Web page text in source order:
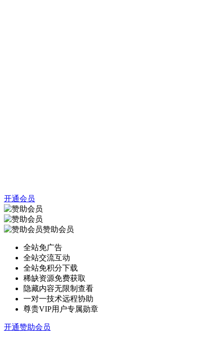
开通会员
赞助会员
全站免广告
全站交流互动
全站免积分下载
稀缺资源免费获取
隐藏内容无限制查看
一对一技术远程协助
尊贵VIP用户专属勋章
开通赞助会员